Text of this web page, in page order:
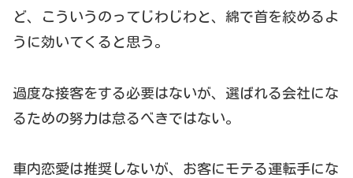
ど、こういうのってじわじわと、綿で首を絞めるよ
うに効いてくると思う。
過度な接客をする必要はないが、選ばれる会社にな
るための努力は怠るべきではない。
車内恋愛は推奨しないが、お客にモテる運転手にな